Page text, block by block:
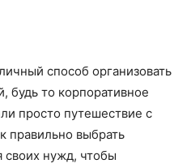
способ организовать
будь то корпоративное
просто путешествие с
правильно выбрать
своих нужд, чтобы